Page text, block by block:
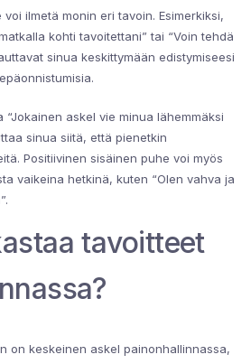
ilmetä monin eri tavoin. Esimerkiksi,
kohti tavoitettani” tai “Voin tehdä
sinua keskittymään edistymiseesi
“Jokainen askel vie minua lähemmäksi
sinua siitä, että pienetkin
Positiivinen sisäinen puhe voi myös
vaikeina hetkinä, kuten “Olen vahva ja
tavoitteet
on keskeinen askel painonhallinnassa,